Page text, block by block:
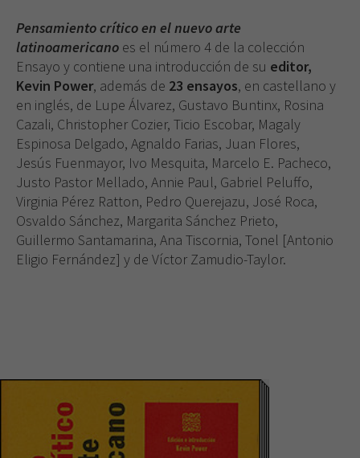
Pensamiento crítico en el nuevo arte
latinoamericano es el número 4 de la colección
Ensayo y contiene una introducción de su editor,
Kevin Power, además de 23 ensayos, en castellano y
en inglés, de Lupe Álvarez, Gustavo Buntinx, Rosina
Cazali, Christopher Cozier, Ticio Escobar, Magaly
Espinosa Delgado, Agnaldo Farias, Juan Flores,
Jesús Fuenmayor, Ivo Mesquita, Marcelo E. Pacheco,
Justo Pastor Mellado, Annie Paul, Gabriel Peluffo,
Virginia Pérez Ratton, Pedro Querejazu, José Roca,
Osvaldo Sánchez, Margarita Sánchez Prieto,
Guillermo Santamarina, Ana Tiscornia, Tonel [Antonio
Eligio Fernández] y de Víctor Zamudio-Taylor.